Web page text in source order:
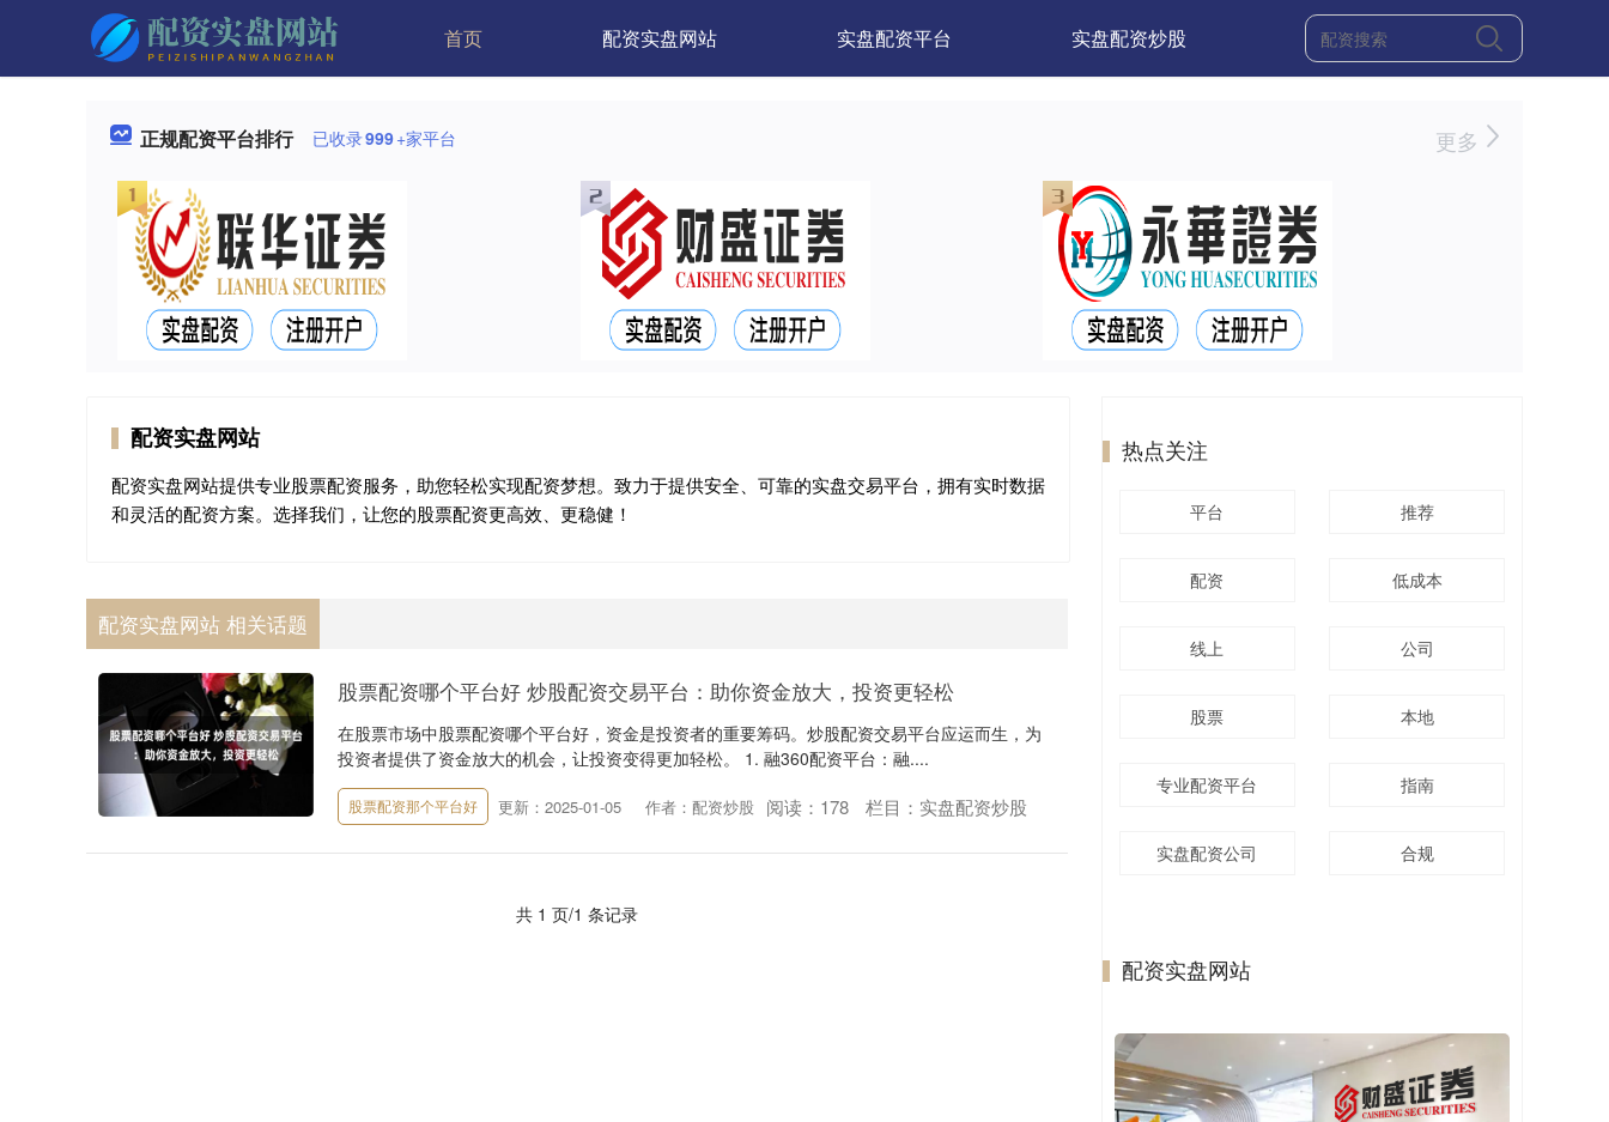
首页 配资实盘网站 实盘配资平台 实盘配资炒股
正规配资平台排行 已收录999+家平台 更多
配资实盘网站
配资实盘网站提供专业股票配资服务，助您轻松实现配资梦想。致力于提供安全、可靠的实盘交易平台，拥有实时数据
和灵活的配资方案。选择我们，让您的股票配资更高效、更稳健！
配资实盘网站 相关话题
股票配资哪个平台好 炒股配资交易平台：助你资金放大，投资更轻松
在股票市场中股票配资哪个平台好，资金是投资者的重要筹码。炒股配资交易平台应运而生，为
投资者提供了资金放大的机会，让投资变得更加轻松。 1. 融360配资平台：融....
股票配资那个平台好 更新：2025-01-05 作者：配资炒股 阅读： 178 栏目： 实盘配资炒股
共 1 页/1 条记录
热点关注
平台 推荐
配资 低成本
线上 公司
股票 本地
专业配资平台 指南
实盘配资公司 合规
配资实盘网站